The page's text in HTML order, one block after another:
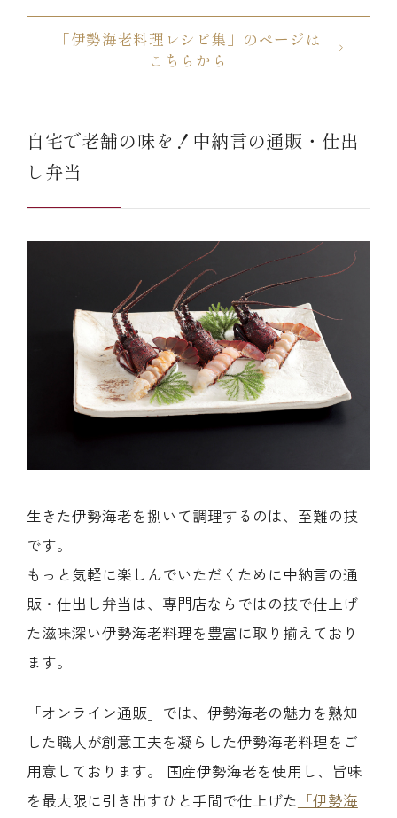
「伊勢海老料理レシピ集」のページは
こちらから
自宅で老舗の味を！中納言の通販・仕出
し弁当
生きた伊勢海老を捌いて調理するのは、至難の技
です。
もっと気軽に楽しんでいただくために中納言の通
販・仕出し弁当は、専門店ならではの技で仕上げ
た滋味深い伊勢海老料理を豊富に取り揃えており
ます。
「オンライン通販」では、伊勢海老の魅力を熟知
した職人が創意工夫を凝らした伊勢海老料理をご
用意しております。 国産伊勢海老を使用し、旨味
を最大限に引き出すひと手間で仕上げた 「伊勢海